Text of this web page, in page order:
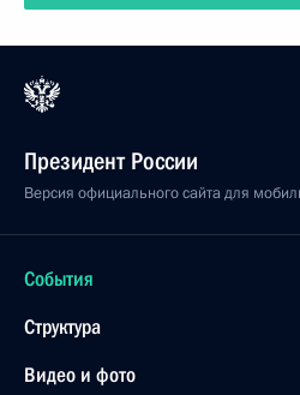
Президент России
Версия официального сайта для
События
Структура
Видео и фото